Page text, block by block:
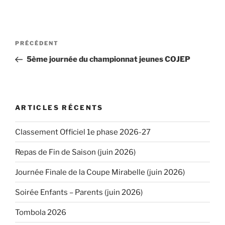
Navigation
l’article
Article
précédent
PRÉCÉDENT
5ème journée du championnat jeunes COJEP
ARTICLES RÉCENTS
Classement Officiel 1e phase 2026-27
Repas de Fin de Saison (juin 2026)
Journée Finale de la Coupe Mirabelle (juin 2026)
Soirée Enfants – Parents (juin 2026)
Tombola 2026